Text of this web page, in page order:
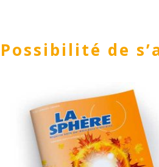
Possibilité de